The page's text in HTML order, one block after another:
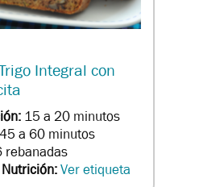
Integral con
15 a 20 minutos
45 a 60 minutos
rebanadas
Ver etiqueta